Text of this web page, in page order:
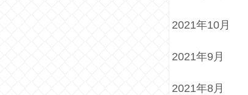
2021年10月
2021年9月
2021年8月